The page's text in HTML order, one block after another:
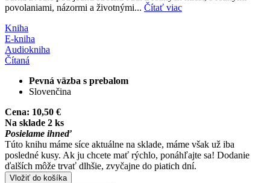
povolaniami, názormi a životnými... Čítať viac
Kniha
E-kniha
Audiokniha
Čítaná
Pevná väzba s prebalom
Slovenčina
Cena: 10,50 €
Na sklade 2 ks
Posielame ihneď
Túto knihu máme síce aktuálne na sklade, máme však už iba
posledné kusy. Ak ju chcete mať rýchlo, ponáhľajte sa! Dodanie
ďalších môže trvať dlhšie, zvyčajne do piatich dní.
Vložiť do košíka